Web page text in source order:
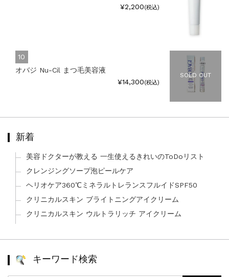
¥2,200(税込)
SOLD OUT
オバジ Nu-Cil まつ毛美容液
¥14,300(税込)
新着
美容ドクターが教える 一生使えるきれいのToDoリスト
クレンジングソープ泡ピールケア
ヘリオケア360℃ミネラルトレランスフルイドSPF50
クリニカルスキン ブライトニングアイクリーム
クリニカルスキン ウルトラリッチ アイクリーム
キーワード検索